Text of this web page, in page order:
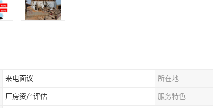
来电面议 所在地
厂房资产评估 服务特色